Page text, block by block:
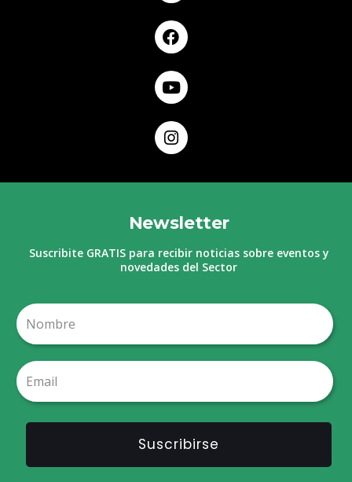
Newsletter
Suscribite GRATIS para recibir noticias sobre eventos y
novedades del Sector